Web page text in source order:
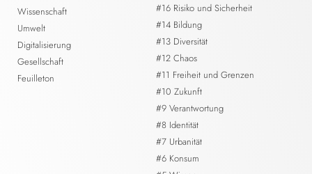
Wissenschaft
Umwelt
Digitalisierung
Gesellschaft
Feuilleton
#16 Risiko und Sicherheit
#14 Bildung
#13 Diversität
#12 Chaos
#11 Freiheit und Grenzen
#10 Zukunft
#9 Verantwortung
#8 Identität
#7 Urbanität
#6 Konsum